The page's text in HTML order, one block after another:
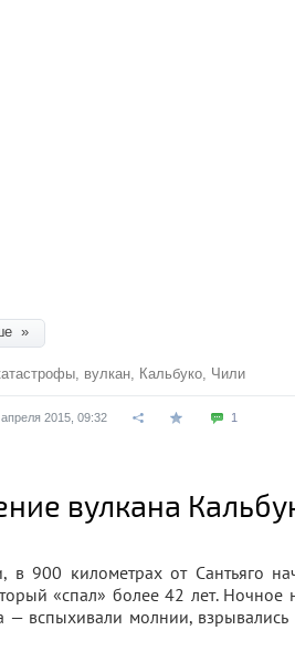
»
, вулкан, Кальбуко, Чили
2015, 09:32 1
вулкана
в 900 километрах от Сантьяго
«спал» более 42 лет.
— вспыхивали молнии,